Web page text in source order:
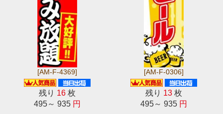
[AM-F-4369]
残り 16枚
495～ 935 円
[AM-F-0306]
残り 13枚
495～ 935 円